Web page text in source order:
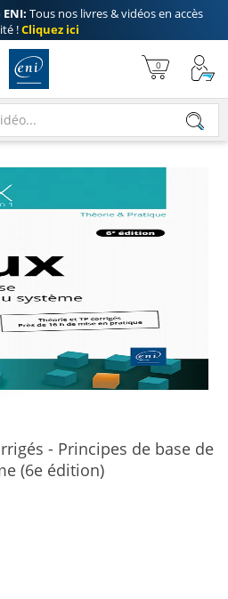
Tous nos livres & vidéos en accès
!Cliquez ici
- Principes de base de
(6e édition)